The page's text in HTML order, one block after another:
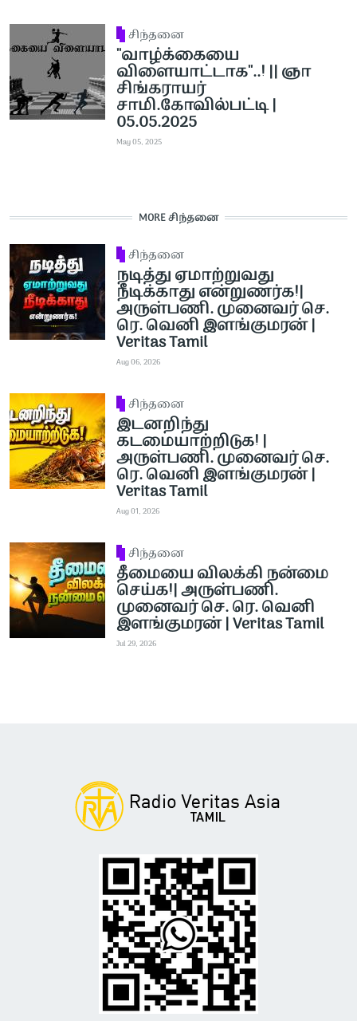
சிந்தனை
''வாழ்க்கையை
விளையாட்டாக''..! || ஞா
சிங்கராயர்
சாமி.கோவில்பட்டி |
05.05.2025
May 05, 2025
MORE சிந்தனை
சிந்தனை
நடித்து ஏமாற்றுவது
நீடிக்காது என்றுணர்க!|
அருள்பணி. முனைவர் செ.
ரெ. வெனி இளங்குமரன் |
Veritas Tamil
Aug 06, 2026
சிந்தனை
இடனறிந்து
கடமையாற்றிடுக! |
அருள்பணி. முனைவர் செ.
ரெ. வெனி இளங்குமரன் |
Veritas Tamil
Aug 01, 2026
சிந்தனை
தீமையை விலக்கி நன்மை
செய்க!| அருள்பணி.
முனைவர் செ. ரெ. வெனி
இளங்குமரன் | Veritas Tamil
Jul 29, 2026